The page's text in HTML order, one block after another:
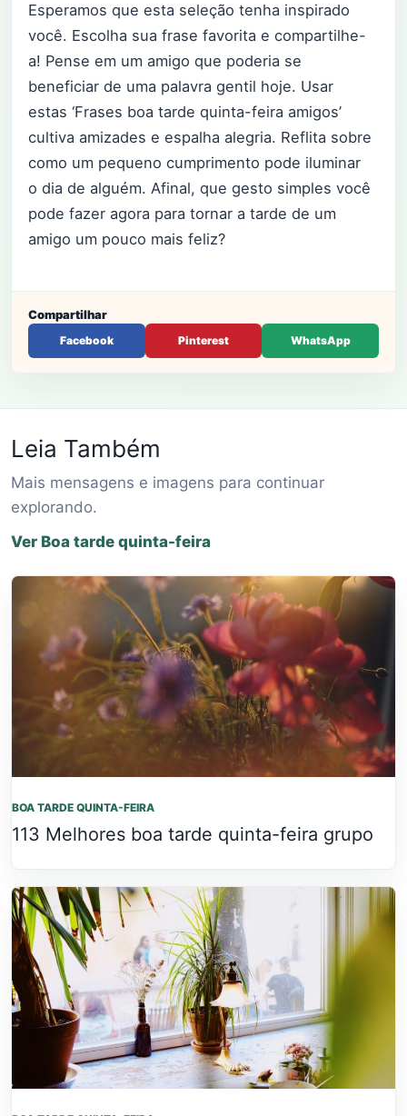
Esperamos que esta seleção tenha inspirado
você. Escolha sua frase favorita e compartilhe-
a! Pense em um amigo que poderia se
beneficiar de uma palavra gentil hoje. Usar
estas ‘Frases boa tarde quinta-feira amigos’
cultiva amizades e espalha alegria. Reflita sobre
como um pequeno cumprimento pode iluminar
o dia de alguém. Afinal, que gesto simples você
pode fazer agora para tornar a tarde de um
amigo um pouco mais feliz?
Compartilhar
Facebook Pinterest WhatsApp
Leia Também
Mais mensagens e imagens para continuar
explorando.
Ver Boa tarde quinta-feira
BOA TARDE QUINTA-FEIRA
113 Melhores boa tarde quinta-feira grupo